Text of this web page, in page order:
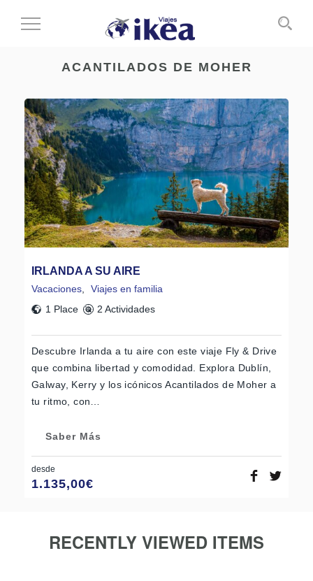
Cambiar
ACANTILADOS DE MOHER
IRLANDA A SU AIRE
Vacaciones
Viajes en familia
1 Place
2 Actividades
Descubre Irlanda a tu aire con este viaje Fly & Drive
que combina libertad y comodidad. Explora Dublín,
Galway, Kerry y los icónicos Acantilados de Moher a
tu ritmo, con…
Saber Más
desde
1.135,00€
RECENTLY VIEWED ITEMS